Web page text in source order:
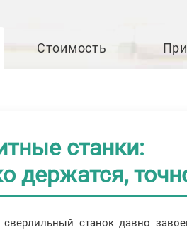
Стоимость
станки:
держатся,
станок давно